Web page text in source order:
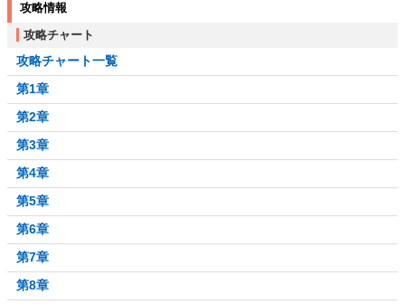
攻略情報
攻略チャート
攻略チャート一覧
第1章
第2章
第3章
第4章
第5章
第6章
第7章
第8章